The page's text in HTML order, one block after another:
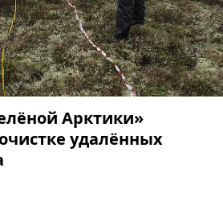
Арктики»
удалённых